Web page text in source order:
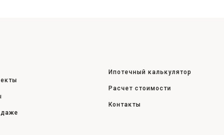
Ипотечный калькулятор
Расчет стоимости
Контакты